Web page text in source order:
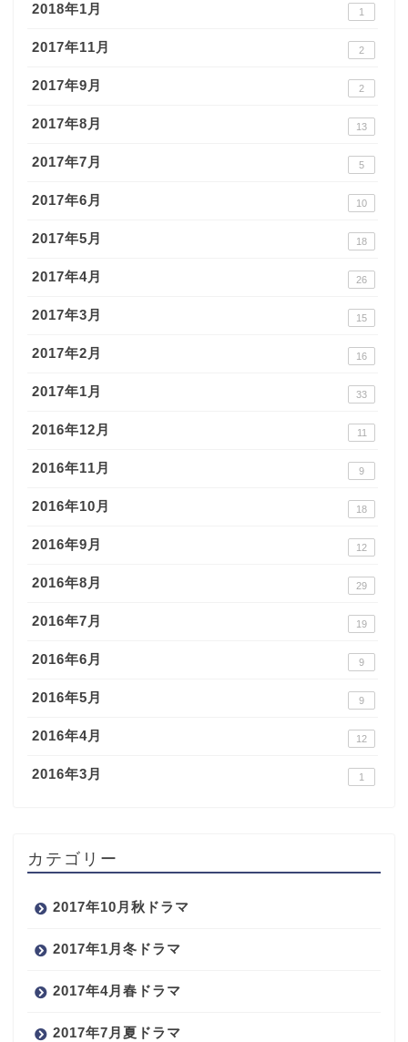
2018年1月 1
2017年11月 2
2017年9月 2
2017年8月 13
2017年7月 5
2017年6月 10
2017年5月 18
2017年4月 26
2017年3月 15
2017年2月 16
2017年1月 33
2016年12月 11
2016年11月 9
2016年10月 18
2016年9月 12
2016年8月 29
2016年7月 19
2016年6月 9
2016年5月 9
2016年4月 12
2016年3月 1
カテゴリー
2017年10月秋ドラマ
2017年1月冬ドラマ
2017年4月春ドラマ
2017年7月夏ドラマ